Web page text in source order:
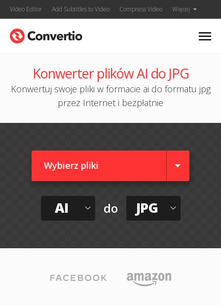
Video Editor Add Subtitles to Video Compress Video Więcej
Konwerter plików AI do JPG
Konwertuj swoje pliki w formacie ai do formatu jpg
przez Internet i bezpłatnie
Wybierz pliki
AI do JPG